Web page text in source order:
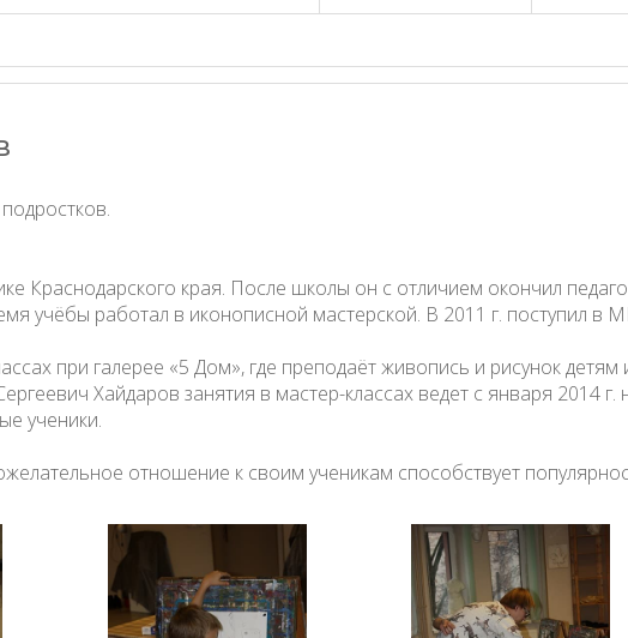
Краснодарского края. После школы он с отличием окончил
учёбы работал в иконописной мастерской. В 2011 г. поступил в
при галерее «5 Дом», где преподаёт живопись и рисунок детям
Хайдаров занятия в мастер-классах ведет с января 2014 г.
ученики.
отношение к своим ученикам способствует